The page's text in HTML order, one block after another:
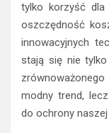
tylko korzyść dla
oszczędność
innowacyjnych
stają się nie
modny trend,
do ochrony naszej